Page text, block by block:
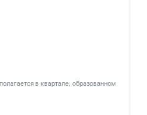
в квартале, образованном